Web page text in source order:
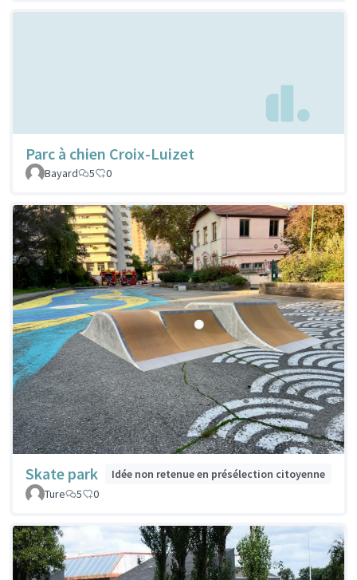
Parc à chien Croix-Luizet
Bayard 5 0
Skate park
Idée non retenue en présélection citoyenne
Ture
5 0